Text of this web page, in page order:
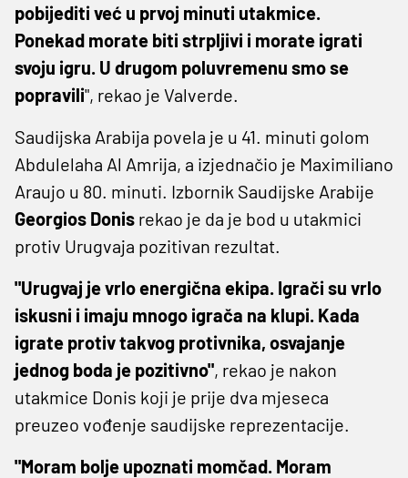
pobijediti već u prvoj minuti utakmice.
Ponekad morate biti strpljivi i morate igrati
svoju igru. U drugom poluvremenu smo se
popravili", rekao je Valverde.
Saudijska Arabija povela je u 41. minuti golom
Abdulelaha Al Amrija, a izjednačio je Maximiliano
Araujo u 80. minuti. Izbornik Saudijske Arabije
Georgios Donis rekao je da je bod u utakmici
protiv Urugvaja pozitivan rezultat.
"Urugvaj je vrlo energična ekipa. Igrači su vrlo
iskusni i imaju mnogo igrača na klupi. Kada
igrate protiv takvog protivnika, osvajanje
jednog boda je pozitivno", rekao je nakon
utakmice Donis koji je prije dva mjeseca
preuzeo vođenje saudijske reprezentacije.
"Moram bolje upoznati momčad. Moram